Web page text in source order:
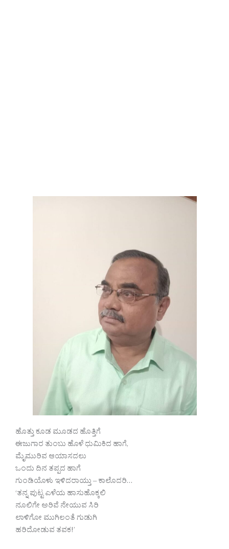
ಹೊತ್ತು ಕೂಡ ಮೂಡದ ಹೊತ್ತಿಗೆ
ಈಜುಗಾರ ತುಂಬು ಹೊಳೆ ಧುಮಿಕಿದ ಹಾಗೆ,
ಮೈಮುರಿವ ಆಯಾಸದಲು
ಒಂದು ದಿನ ತಪ್ಪದ ಹಾಗೆ
ಗುಂಡಿಯೊಳು ಇಳಿದರಾಯ್ತು – ಕಾಲೊದರಿ…
‘ತನ್ನ ಪುಟ್ಟ ಎಳೆಯ ಹಾಸುಹೊಕ್ಕಲಿ
ನೂಲಿಗೇ ಅರಿವೆ ನೇಯುವ ಸಿರಿ
ಲಾಳಿಗೋ ಮುಗಿಲಂತೆ ಗುಡುಗಿ
ಹರಿದೋಡುವ ತವಕ!’